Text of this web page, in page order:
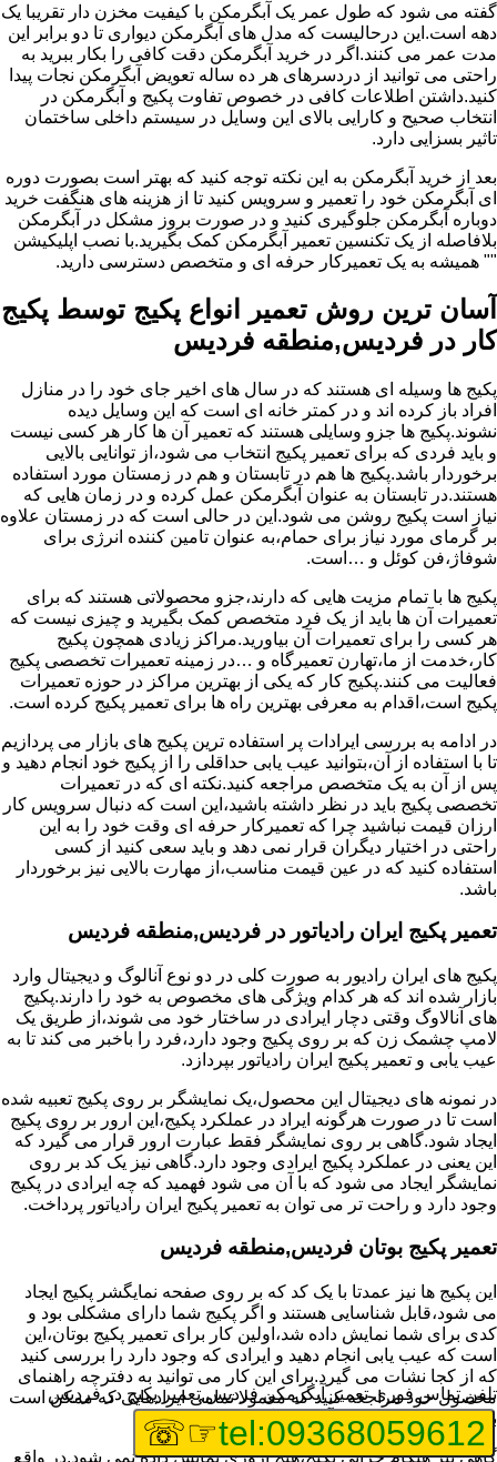
گفته می شود که طول عمر یک آبگرمکن با کیفیت مخزن دار تقریبا یک
دهه است.این درحالیست که مدل های آبگرمکن دیواری تا دو برابر این
مدت عمر می کنند.اگر در خرید آبگرمکن دقت کافی را بکار ببرید به
راحتی می توانید از دردسرهای هر ده ساله تعویض آبگرمکن نجات پیدا
کنید.داشتن اطلاعات کافی در خصوص تفاوت پکیج و آبگرمکن در
انتخاب صحیح و کارایی بالای این وسایل در سیستم داخلی ساختمان
تاثیر بسزایی دارد.
بعد از خرید آبگرمکن به این نکته توجه کنید که بهتر است بصورت دوره
ای آبگرمکن خود را تعمیر و سرویس کنید تا از هزینه های هنگفت خرید
دوباره آبگرمکن جلوگیری کنید و در صورت بروز مشکل در آبگرمکن
بلافاصله از یک تکنسین تعمیر آبگرمکن کمک بگیرید.با نصب اپلیکیشن
"" همیشه به یک تعمیرکار حرفه ای و متخصص دسترسی دارید.
آسان ترین روش تعمیر انواع پکیج توسط پکیج
کار در فردیس,منطقه فردیس
پکیج ها وسیله ای هستند که در سال های اخیر جای خود را در منازل
افراد باز کرده اند و در کمتر خانه ای است که این وسایل دیده
نشوند.پکیج ها جزو وسایلی هستند که تعمیر آن ها کار هر کسی نیست
و باید فردی که برای تعمیر پکیج انتخاب می شود،از توانایی بالایی
برخوردار باشد.پکیج ها هم در تابستان و هم در زمستان مورد استفاده
هستند.در تابستان به عنوان آبگرمکن عمل کرده و در زمان هایی که
نیاز است پکیج روشن می شود.این در حالی است که در زمستان علاوه
بر گرمای مورد نیاز برای حمام،به عنوان تامین کننده انرژی برای
شوفاژ،فن کوئل و …است.
پکیج ها با تمام مزیت هایی که دارند،جزو محصولاتی هستند که برای
تعمیرات آن ها باید از یک فرد متخصص کمک بگیرید و چیزی نیست که
هر کسی را برای تعمیرات آن بیاورید.مراکز زیادی همچون پکیج
کار،خدمت از ما،تهارن تعمیرگاه و …در زمینه تعمیرات تخصصی پکیج
فعالیت می کنند.پکیج کار که یکی از بهترین مراکز در حوزه تعمیرات
پکیج است،اقدام به معرفی بهترین راه ها برای تعمیر پکیج کرده است.
در ادامه به بررسی ایرادات پر استفاده ترین پکیج های بازار می پردازیم
تا با استفاده از آن،بتوانید عیب یابی حداقلی را از پکیج خود انجام دهید و
پس از آن به یک متخصص مراجعه کنید.نکته ای که در تعمیرات
تخصصی پکیج باید در نظر داشته باشید،این است که دنبال سرویس کار
ارزان قیمت نباشید چرا که تعمیرکار حرفه ای وقت خود را به این
راحتی در اختیار دیگران قرار نمی دهد و باید سعی کنید از کسی
استفاده کنید که در عین قیمت مناسب،از مهارت بالایی نیز برخوردار
باشد.
تعمیر پکیج ایران رادیاتور در فردیس,منطقه فردیس
پکیج های ایران رادیور به صورت کلی در دو نوع آنالوگ و دیجیتال وارد
بازار شده اند که هر کدام ویژگی های مخصوص به خود را دارند.پکیج
های آنالاوگ وقتی دچار ایرادی در ساختار خود می شوند،از طریق یک
لامپ چشمک زن که بر روی پکیج وجود دارد،فرد را باخبر می کند تا به
عیب یابی و تعمیر پکیج ایران رادیاتور بپردازد.
در نمونه های دیجیتال این محصول،یک نمایشگر بر روی پکیج تعبیه شده
است تا در صورت هرگونه ایراد در عملکرد پکیج،این ارور بر روی پکیج
ایجاد شود.گاهی بر روی نمایشگر فقط عبارت ارور قرار می گیرد که
این یعنی در عملکرد پکیج ایرادی وجود دارد.گاهی نیز یک کد بر روی
نمایشگر ایجاد می شود که با آن می شود فهمید که چه ایرادی در پکیج
وجود دارد و راحت تر می توان به تعمیر پکیج ایران رادیاتور پرداخت.
تعمیر پکیج بوتان فردیس,منطقه فردیس
این پکیج ها نیز عمدتا با یک کد که بر روی صفحه نمایگشر پکیج ایجاد
می شود،قابل شناسایی هستند و اگر پکیج شما دارای مشکلی بود و
کدی برای شما نمایش داده شد،اولین کار برای تعمیر پکیج بوتان،این
است که عیب یابی انجام دهید و ایرادی که وجود دارد را بررسی کنید
که از کجا نشات می گیرد.برای این کار می توانید به دفترچه راهنمای
محصول خود مراجعه کنید که معمولا تمامی ایرادهایی که ممکن است
برای پکیج پیش بیاید در آن قرار گرفته است.
گاهی نیز هنگام خرابی پکیج،هیچ اروری نمایش داده نمی شود.در واقع
تلفن تماس فوریتعمیر آبگرمکن فردیس,تعمیر پکیج در فردیس
tel:09368059612
☞☏